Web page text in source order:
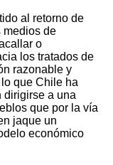
al retorno de
medios de
o
los tratados de
razonable y
que Chile ha
dirigirse a una
que por la vía
jaque un
económico